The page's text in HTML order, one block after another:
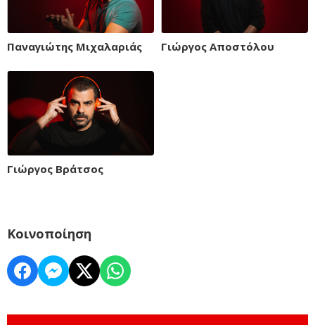
Παναγιώτης Μιχαλαριάς Γιώργος Αποστόλου
Γιώργος Βράτσος
Κοινοποίηση